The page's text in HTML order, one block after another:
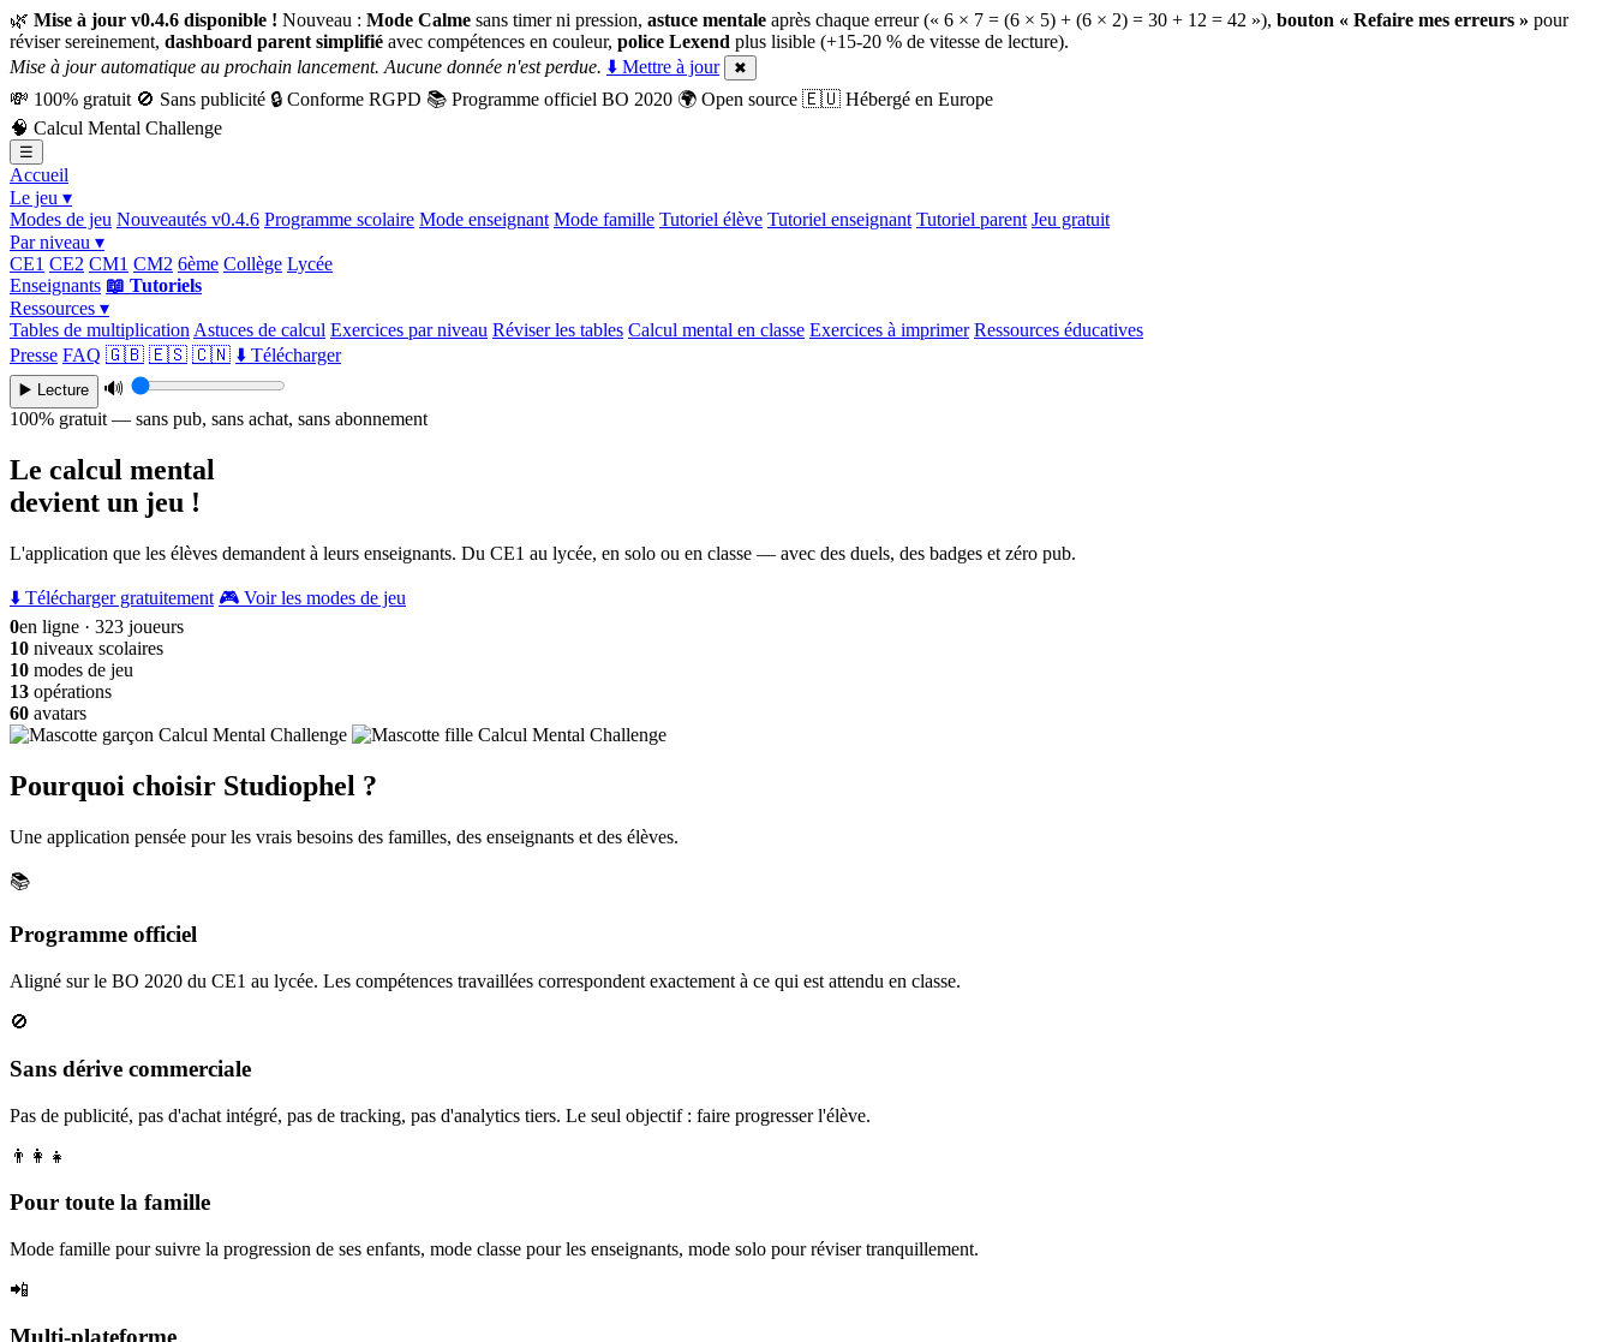
🌿 Mise à jour v0.4.6 disponible ! Nouveau : Mode Calme sans timer ni pression, astuce mentale après chaque erreur (« 6 × 7 = (6 × 5) + (6 × 2) = 30 + 12 = 42 »), bouton « Refaire mes erreurs » pour
réviser sereinement, dashboard parent simplifié avec compétences en couleur, police Lexend plus lisible (+15-20 % de vitesse de lecture).
Mise à jour automatique au prochain lancement. Aucune donnée n'est perdue. ⬇️ Mettre à jour ✖
💸 100% gratuit 🚫 Sans publicité 🔒 Conforme RGPD 📚 Programme officiel BO 2020 🌍 Open source 🇪🇺 Hébergé en Europe
🧠 Calcul Mental Challenge
☰
Accueil
Le jeu ▾
Modes de jeu Nouveautés v0.4.6 Programme scolaire Mode enseignant Mode famille Tutoriel élève Tutoriel enseignant Tutoriel parent Jeu gratuit
Par niveau ▾
CE1 CE2 CM1 CM2 6ème Collège Lycée
Enseignants 📖 Tutoriels
Ressources ▾
Tables de multiplication Astuces de calcul Exercices par niveau Réviser les tables Calcul mental en classe Exercices à imprimer Ressources éducatives
Presse FAQ 🇬🇧 🇪🇸 🇨🇳 ⬇️ Télécharger
▶️ Lecture
🔊
100% gratuit — sans pub, sans achat, sans abonnement
Le calcul mental
devient un jeu !
L'application que les élèves demandent à leurs enseignants. Du CE1 au lycée, en solo ou en classe — avec des duels, des badges et zéro pub.
⬇️ Télécharger gratuitement 🎮 Voir les modes de jeu
0en ligne · 323 joueurs
10 niveaux scolaires
10 modes de jeu
13 opérations
60 avatars
Pourquoi choisir Studiophel ?
Une application pensée pour les vrais besoins des familles, des enseignants et des élèves.
📚
Programme officiel
Aligné sur le BO 2020 du CE1 au lycée. Les compétences travaillées correspondent exactement à ce qui est attendu en classe.
🚫
Sans dérive commerciale
Pas de publicité, pas d'achat intégré, pas de tracking, pas d'analytics tiers. Le seul objectif : faire progresser l'élève.
👨‍👩‍👧
Pour toute la famille
Mode famille pour suivre la progression de ses enfants, mode classe pour les enseignants, mode solo pour réviser tranquillement.
📲
Multi-plateforme